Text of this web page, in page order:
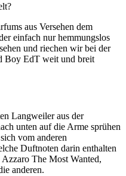
aus Versehen dem
einfach nur hemmungslos
und riechen wir bei der
Boy EdT weit und breit
Langweiler aus der
unten auf die Arme sprühen
vom anderen
Duftnoten darin enthalten
The Most Wanted,
anderen.